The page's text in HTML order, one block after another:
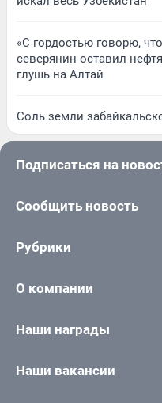
«С гордостью говорю,
северянин оставил
глушь на Алтай
Соль земли
Подписаться на
Сообщить новость
Рубрики
О компании
Наши награды
Наши вакансии